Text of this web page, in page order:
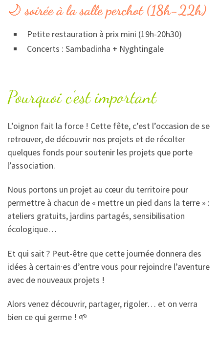
🌙soirée à la salle perchot (18h-22h)
Petite restauration à prix mini (19h-20h30)
Concerts : Sambadinha + Nyghtingale
Pourquoi c’est important
L’oignon fait la force ! Cette fête, c’est l’occasion de se
retrouver, de découvrir nos projets et de récolter
quelques fonds pour soutenir les projets que porte
l’association.
Nous portons un projet au cœur du territoire pour
permettre à chacun de « mettre un pied dans la terre » :
ateliers gratuits, jardins partagés, sensibilisation
écologique…
Et qui sait ? Peut-être que cette journée donnera des
idées à certain·es d’entre vous pour rejoindre l’aventure
avec de nouveaux projets !
Alors venez découvrir, partager, rigoler… et on verra
bien ce qui germe ! 🌱